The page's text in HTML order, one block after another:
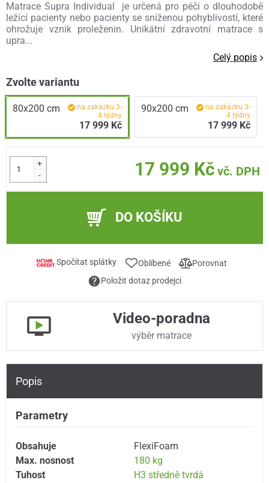
Matrace Supra Individual je určená pro péči o dlouhodobě
ležící pacienty nebo pacienty se sníženou pohyblivostí, které
ohrožuje vznik proleženin. Unikátní zdravotní matrace s
upra...
Celý popis
Zvolte variantu
80x200 cm
na zakázku 3-
4 týdny
17 999 Kč
90x200 cm
na zakázku 3-
4 týdny
17 999 Kč
+
-
17 999 Kč vč. DPH
DO KOŠÍKU
Spočítat splátky Oblíbené
Porovnat
Položit dotaz prodejci
Video-poradna
výběr matrace
Popis
Parametry
Obsahuje
FlexiFoam
Max. nosnost
180 kg
Tuhost
H3 středně tvrdá